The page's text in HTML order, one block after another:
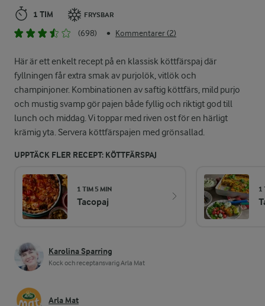
1 TIM FRYSBAR
(698) • Kommentarer (2)
Här är ett enkelt recept på en klassisk köttfärspaj där
fyllningen får extra smak av purjolök, vitlök och
champinjoner. Kombinationen av saftig köttfärs, mild purjo
och mustig svamp gör pajen både fyllig och riktigt god till
lunch och middag. Vi toppar med riven ost för en härligt
krämig yta. Servera köttfärspajen med grönsallad.
UPPTÄCK FLER RECEPT: KÖTTFÄRSPAJ
1 TIM 5 MIN
Tacopaj
1
Karolina Sparring
Kock och receptansvarig Arla Mat
Arla Mat